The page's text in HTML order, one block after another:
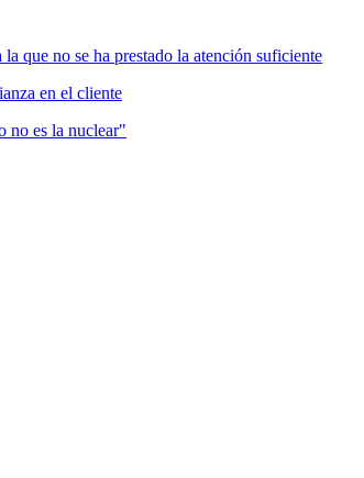
que no se ha prestado la atención suficiente
en el cliente
no es la nuclear"